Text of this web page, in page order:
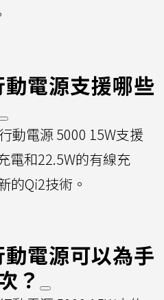
電源支援哪些
動電源 5000 15W支援
電和22.5W的有線充
的Qi2技術。
電源可以為手
？